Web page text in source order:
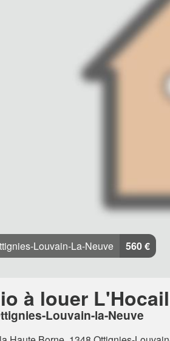
Louvain-La-Neuve 560 €
à louer
Louvain-la-Neuve